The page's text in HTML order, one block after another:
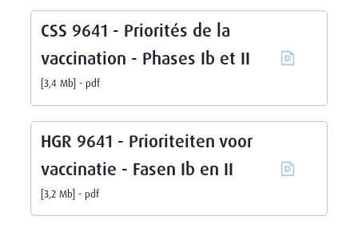
CSS 9641 - Priorités de la
vaccination - Phases Ib et II
3,4 Mb pdf
HGR 9641 - Prioriteiten voor
vaccinatie - Fasen Ib en II
3,2 Mb pdf